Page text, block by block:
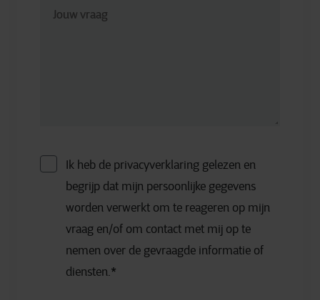
Ik heb de privacyverklaring gelezen en
begrijp dat mijn persoonlijke gegevens
worden verwerkt om te reageren op mijn
vraag en/of om contact met mij op te
nemen over de gevraagde informatie of
diensten.*